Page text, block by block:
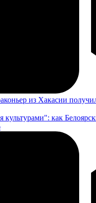
из Хакасии
как